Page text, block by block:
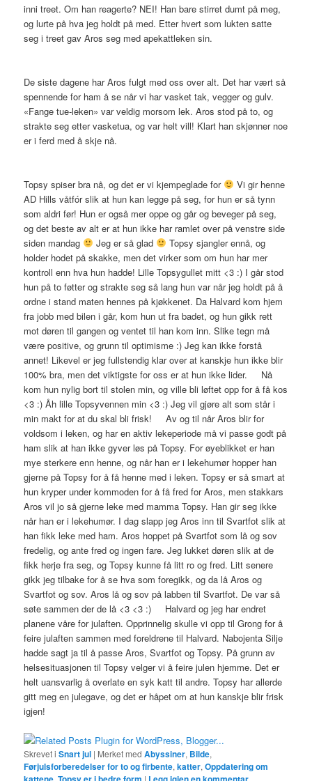
inni treet. Om han reagerte? NEI! Han bare stirret dumt på meg,
og lurte på hva jeg holdt på med. Etter hvert som lukten satte
seg i treet gav Aros seg med apekattleken sin.
De siste dagene har Aros fulgt med oss over alt. Det har vært så
spennende for ham å se når vi har vasket tak, vegger og gulv.
«Fange tue-leken» var veldig morsom lek. Aros stod på to, og
strakte seg etter vasketua, og var helt vill! Klart han skjønner noe
er i ferd med å skje nå.
Topsy spiser bra nå, og det er vi kjempeglade for
Vi gir henne
AD Hills våtfór slik at hun kan legge på seg, for hun er så tynn
som aldri før! Hun er også mer oppe og går og beveger på seg,
og det beste av alt er at hun ikke har ramlet over på venstre side
siden mandag
Jeg er så glad
Topsy sjangler ennå, og
holder hodet på skakke, men det virker som om hun har mer
kontroll enn hva hun hadde! Lille Topsygullet mitt <3 :) I går stod
hun på to føtter og strakte seg så lang hun var når jeg holdt på å
ordne i stand maten hennes på kjøkkenet. Da Halvard kom hjem
fra jobb med bilen i går, kom hun ut fra badet, og hun gikk rett
mot døren til gangen og ventet til han kom inn. Slike tegn må
være positive, og grunn til optimisme :) Jeg kan ikke forstå
annet! Likevel er jeg fullstendig klar over at kanskje hun ikke blir
100% bra, men det viktigste for oss er at hun ikke lider. Nå
kom hun nylig bort til stolen min, og ville bli løftet opp for å få kos
<3 :) Åh lille Topsyvennen min <3 :) Jeg vil gjøre alt som står i
min makt for at du skal bli frisk! Av og til når Aros blir for
voldsom i leken, og har en aktiv lekeperiode må vi passe godt på
ham slik at han ikke gyver løs på Topsy. For øyeblikket er han
mye sterkere enn henne, og når han er i lekehumør hopper han
gjerne på Topsy for å få henne med i leken. Topsy er så smart at
hun kryper under kommoden for å få fred for Aros, men stakkars
Aros vil jo så gjerne leke med mamma Topsy. Han gir seg ikke
når han er i lekehumør. I dag slapp jeg Aros inn til Svartfot slik at
han fikk leke med ham. Aros hoppet på Svartfot som lå og sov
fredelig, og ante fred og ingen fare. Jeg lukket døren slik at de
fikk herje fra seg, og Topsy kunne få litt ro og fred. Litt senere
gikk jeg tilbake for å se hva som foregikk, og da lå Aros og
Svartfot og sov. Aros lå og sov på labben til Svartfot. De var så
søte sammen der de lå <3 <3 :) Halvard og jeg har endret
planene våre for julaften. Opprinnelig skulle vi opp til Grong for å
feire julaften sammen med foreldrene til Halvard. Nabojenta Silje
hadde sagt ja til å passe Aros, Svartfot og Topsy. På grunn av
helsesituasjonen til Topsy velger vi å feire julen hjemme. Det er
helt uansvarlig å overlate en syk katt til andre. Topsy har allerde
gitt meg en julegave, og det er håpet om at hun kanskje blir frisk
igjen!
Skrevet i Snart jul | Merket med Abyssiner, Bilde,
Førjulsforberedelser for to og firbente,katter,Oppdatering om
, |